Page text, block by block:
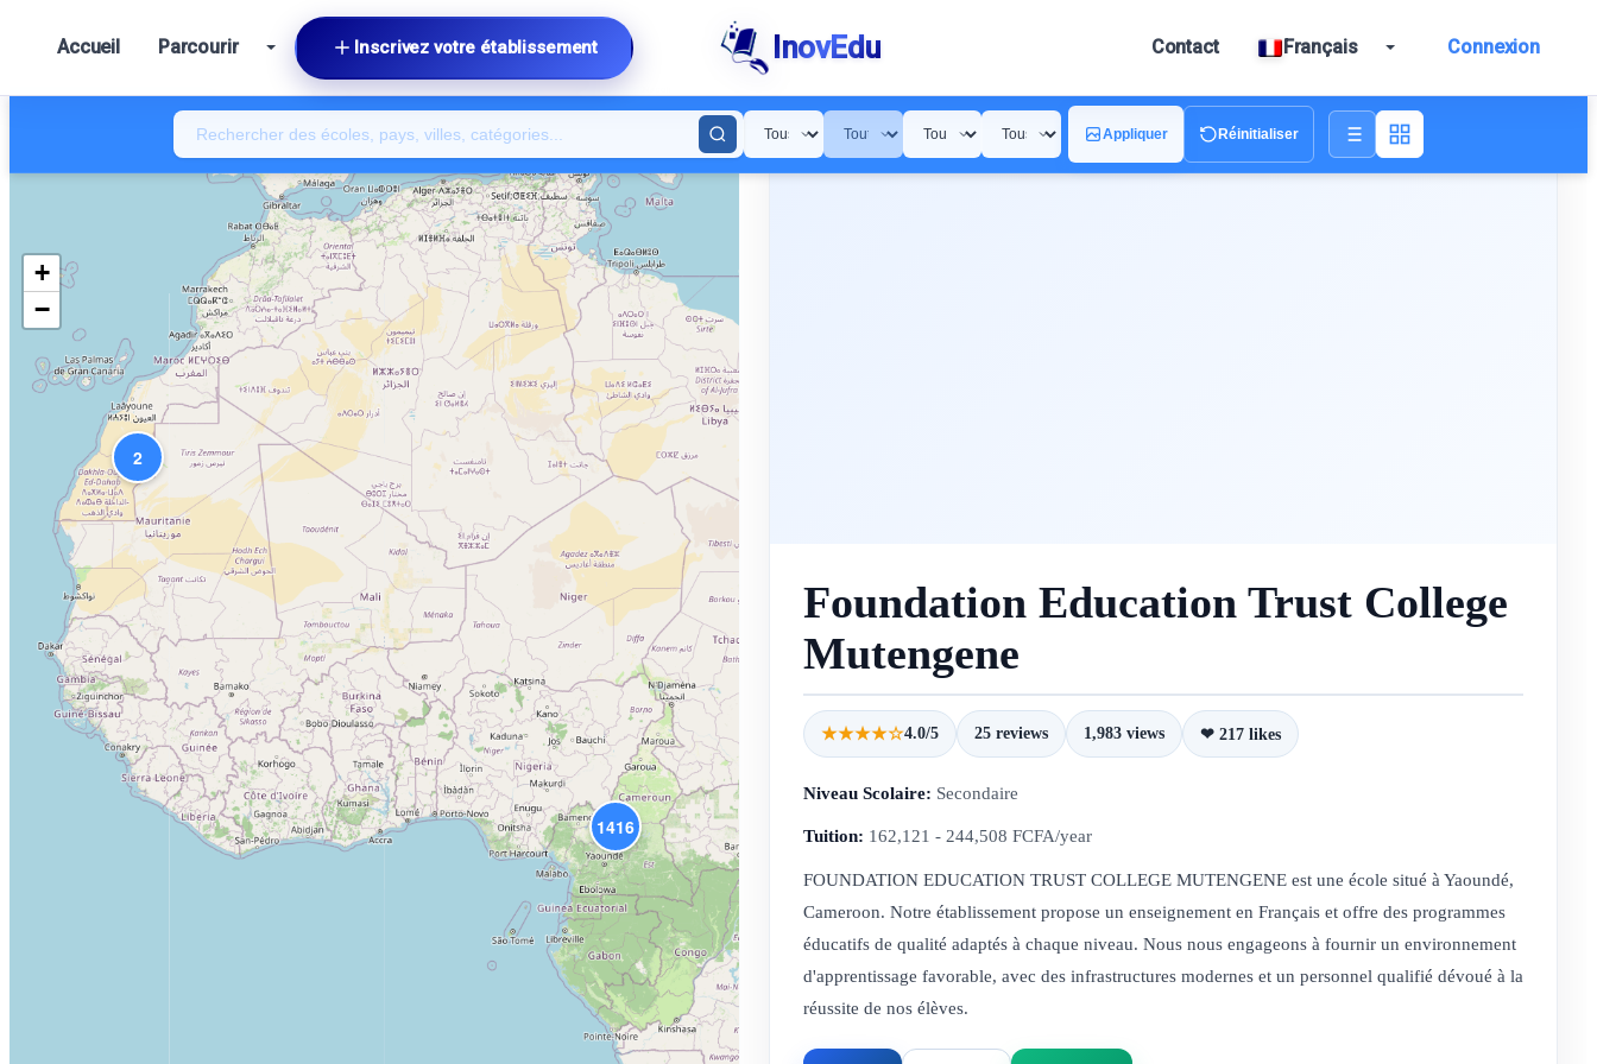
Accueil Parcourir Inscrivez votre établissement InovEdu Contact Français Connexion
Appliquer Réinitialiser
2
1416
+
−
Foundation Education Trust College
Mutengene
★★★★☆4.0/5 25 reviews 1,983 views ❤ 217 likes
Niveau Scolaire: Secondaire
Tuition: 162,121 - 244,508 FCFA/year
FOUNDATION EDUCATION TRUST COLLEGE MUTENGENE est une école situé à Yaoundé,
Cameroon. Notre établissement propose un enseignement en Français et offre des programmes
éducatifs de qualité adaptés à chaque niveau. Nous nous engageons à fournir un environnement
d'apprentissage favorable, avec des infrastructures modernes et un personnel qualifié dévoué à la
réussite de nos élèves.